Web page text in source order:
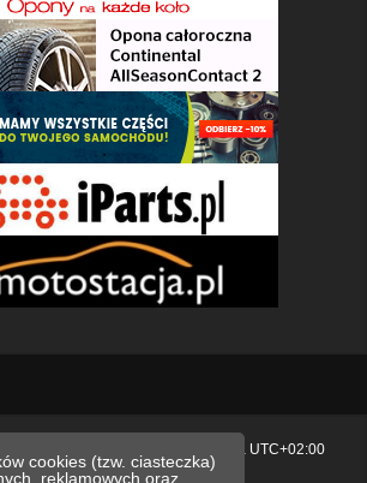
cookies (tzw. ciasteczka)
reklamowych oraz
UTC+02:00